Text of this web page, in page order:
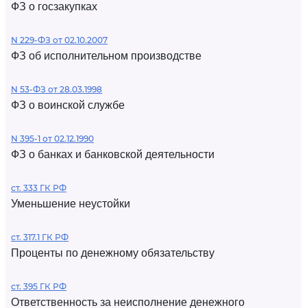
ФЗ о госзакупках
N 229-ФЗ от 02.10.2007
ФЗ об исполнительном производстве
N 53-ФЗ от 28.03.1998
ФЗ о воинской службе
N 395-1 от 02.12.1990
ФЗ о банках и банковской деятельности
ст. 333 ГК РФ
Уменьшение неустойки
ст. 317.1 ГК РФ
Проценты по денежному обязательству
ст. 395 ГК РФ
Ответственность за неисполнение денежного